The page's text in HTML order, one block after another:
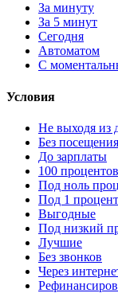
За минуту
За 5 минут
Сегодня
Автоматом
С
Условия
Не выходя из
Без
До зарплаты
100
Под ноль
Под 1
Выгодные
Под низкий
Лучшие
Без звонков
Через